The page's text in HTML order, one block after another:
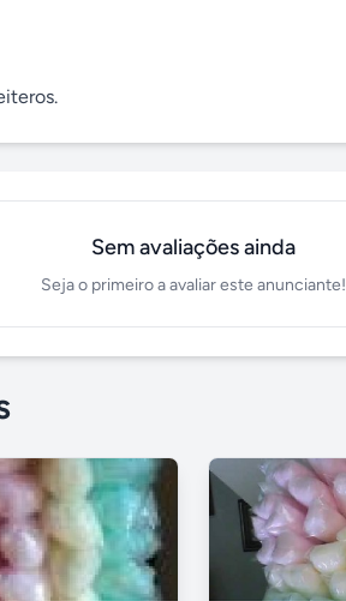
Sem avaliações ainda
Seja o primeiro a avaliar este anunciante!